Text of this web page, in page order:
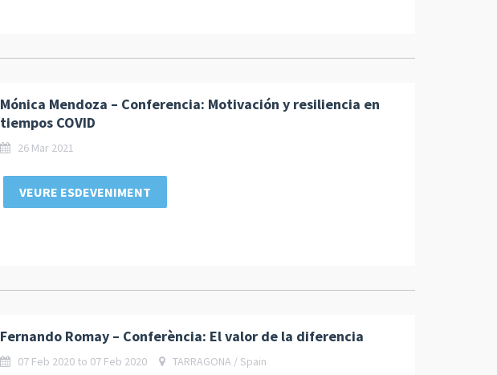
Mónica Mendoza – Conferencia: Motivación y resiliencia en
tiempos COVID
26 Mar 2021
VEURE ESDEVENIMENT
Fernando Romay – Conferència: El valor de la diferencia
07 Feb 2020 to 07 Feb 2020 TARRAGONA / Spain